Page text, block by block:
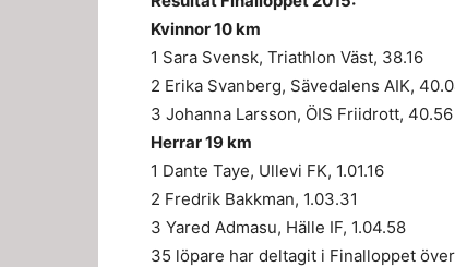
Kvinnor 10 km
1 Sara Svensk, Triathlon Väst, 38.16
2 Erika Svanberg, Sävedalens AIK,
3 Johanna Larsson, ÖIS Friidrott, 40.56
Herrar 19 km
1 Dante Taye, Ullevi FK, 1.01.16
2 Fredrik Bakkman, 1.03.31
3 Yared Admasu, Hälle IF, 1.04.58
35 löpare har deltagit i Finalloppet